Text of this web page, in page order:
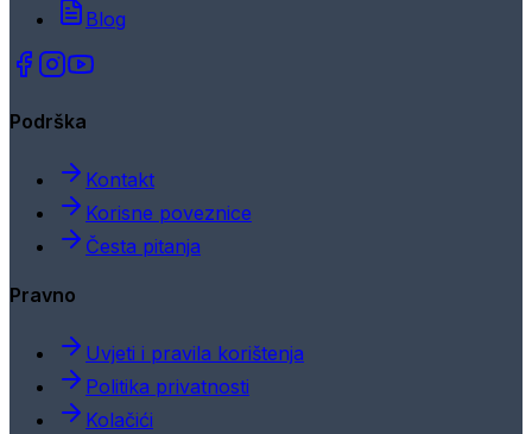
Blog
Podrška
Kontakt
Korisne poveznice
Česta pitanja
Pravno
Uvjeti i pravila korištenja
Politika privatnosti
Kolačići